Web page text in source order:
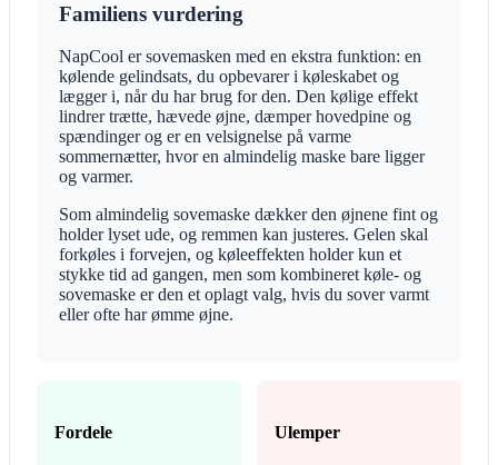
Familiens vurdering
NapCool er sovemasken med en ekstra funktion: en
kølende gelindsats, du opbevarer i køleskabet og
lægger i, når du har brug for den. Den kølige effekt
lindrer trætte, hævede øjne, dæmper hovedpine og
spændinger og er en velsignelse på varme
sommernætter, hvor en almindelig maske bare ligger
og varmer.
Som almindelig sovemaske dækker den øjnene fint og
holder lyset ude, og remmen kan justeres. Gelen skal
forkøles i forvejen, og køleeffekten holder kun et
stykke tid ad gangen, men som kombineret køle- og
sovemaske er den et oplagt valg, hvis du sover varmt
eller ofte har ømme øjne.
Fordele Ulemper